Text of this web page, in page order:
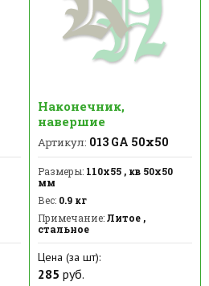
Наконечник,
навершие
Артикул: 013 GA 50х50
Размеры:110х55 , кв 50х50
мм
Вес:0.9 кг
Примечание:Литое ,
стальное
Цена (за шт):
285 руб.